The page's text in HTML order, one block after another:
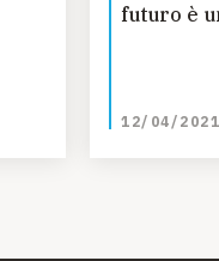
futuro è
12/04/2021